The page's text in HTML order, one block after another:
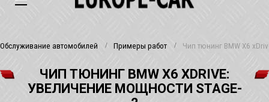
Обслуживание автомобилей Примеры работ Чип тюнинг BMW X6
ЧИП ТЮНИНГ BMW X6 XDRIVE:
УВЕЛИЧЕНИЕ МОЩНОСТИ STAGE-